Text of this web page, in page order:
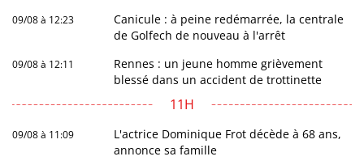
09/08 à 12:23
Canicule : à peine redémarrée, la centrale
de Golfech de nouveau à l'arrêt
09/08 à 12:11
Rennes : un jeune homme grièvement
blessé dans un accident de trottinette
11H
09/08 à 11:09
L'actrice Dominique Frot décède à 68 ans,
annonce sa famille